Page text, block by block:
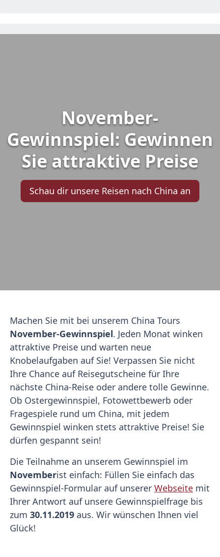
November-
Gewinnspiel: Gewinnen
Sie attraktive Preise
Schau dir unsere Reisen nach China an
Machen Sie mit bei unserem China Tours
November-Gewinnspiel. Jeden Monat winken
attraktive Preise und warten neue
Knobelaufgaben auf Sie! Verpassen Sie nicht
Ihre Chance auf Reisegutscheine für Ihre
nächste China-Reise oder andere tolle Gewinne.
Ob Ostergewinnspiel, Fotowettbewerb oder
Fragespiele rund um China, mit jedem
Gewinnspiel winken stets attraktive Preise! Sie
dürfen gespannt sein!
Die Teilnahme an unserem Gewinnspiel im
Novemberist einfach: Füllen Sie einfach das
Gewinnspiel-Formular auf unserer Webseite mit
Ihrer Antwort auf unsere Gewinnspielfrage bis
zum 30.11.2019 aus. Wir wünschen Ihnen viel
Glück!